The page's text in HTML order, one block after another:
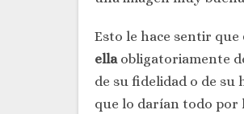
Esto le hace sentir que
ella obligatoriamente
de su fidelidad o de su
que lo darían todo por